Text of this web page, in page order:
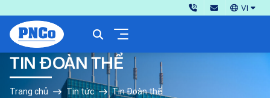
VI
TIN ĐOÀN THỂ
Trang chủ Tin tức Tin Đoàn thể